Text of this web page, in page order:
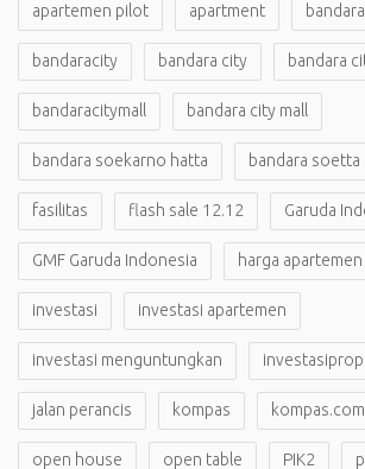
apartemen pilot apartment bandara
bandaracity bandara city bandara
bandaracitymall bandara city mall
bandara soekarno hatta bandara soetta
fasilitas flash sale 12.12 Garuda
GMF Garuda Indonesia harga
investasi investasi apartemen
investasi menguntungkan
jalan perancis kompas kompas.com
open house open table PIK2